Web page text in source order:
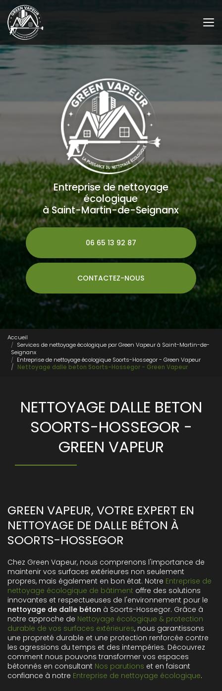
au
contenu
principal
Entreprise de nettoyage
écologique
à Saint-Martin-de-Seignanx
06 65 13 92 87
CONTACTEZ-NOUS
Accueil
Services de nettoyage écologique par Green Vapeur à Saint-Martin-de-
Seignanx
Entreprise de nettoyage écologique Soorts-Hossegor - Green Vapeur
Nettoyage dalle beton Soorts-Hossegor - Green Vapeur
NETTOYAGE DALLE BETON
SOORTS-HOSSEGOR -
GREEN VAPEUR
GREEN VAPEUR, VOTRE EXPERT EN
NETTOYAGE DE DALLE BÉTON À
SOORTS-HOSSEGOR
Chez Green Vapeur, nous comprenons l'importance de
maintenir vos surfaces extérieures non seulement
propres, mais également en bon état. Notre Entreprise de
nettoyage écologique de bâtiment offre des solutions
innovantes et respectueuses de l'environnement pour le
nettoyage de dalle béton à Soorts-Hossegor. Grâce à
notre approche de Nettoyage écologique & protection
durable de vos surfaces extérieures, nous garantissons
une propreté durable et une protection renforcée contre
les agressions du temps et des intempéries. Découvrez
comment nous pouvons transformer vos espaces
bétonnés en consultant Nos parutions et en faisant
confiance à notre Entreprise de nettoyage écologique.